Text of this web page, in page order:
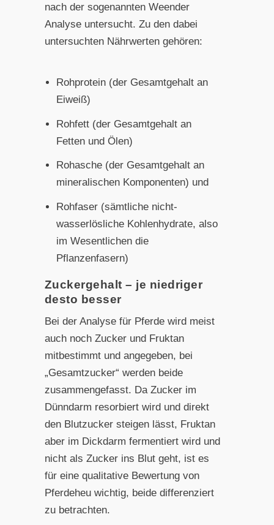
nach der sogenannten Weender
Analyse untersucht. Zu den dabei
untersuchten Nährwerten gehören:
Rohprotein (der Gesamtgehalt an
Eiweiß)
Rohfett (der Gesamtgehalt an
Fetten und Ölen)
Rohasche (der Gesamtgehalt an
mineralischen Komponenten) und
Rohfaser (sämtliche nicht-
wasserlösliche Kohlenhydrate, also
im Wesentlichen die
Pflanzenfasern)
Zuckergehalt – je niedriger
desto besser
Bei der Analyse für Pferde wird meist
auch noch Zucker und Fruktan
mitbestimmt und angegeben, bei
„Gesamtzucker“ werden beide
zusammengefasst. Da Zucker im
Dünndarm resorbiert wird und direkt
den Blutzucker steigen lässt, Fruktan
aber im Dickdarm fermentiert wird und
nicht als Zucker ins Blut geht, ist es
für eine qualitative Bewertung von
Pferdeheu wichtig, beide differenziert
zu betrachten.